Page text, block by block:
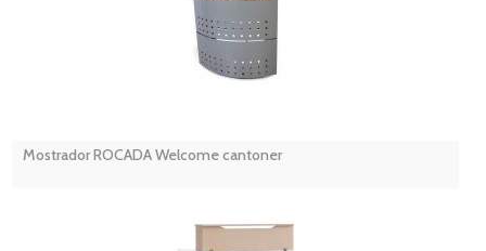
Mostrador ROCADA Welcome cantoner